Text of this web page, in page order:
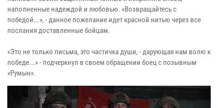
наполненные надеждой и любовью. «Возвращайтесь с
победой...», - данное пожелание идет красной нитью через все
послания доставленные бойцам.
​«Это не только письма, это частичка души, - дарующая нам волю к
победе...» - подчеркнул в своем обращении боец с позывным
«Румын».